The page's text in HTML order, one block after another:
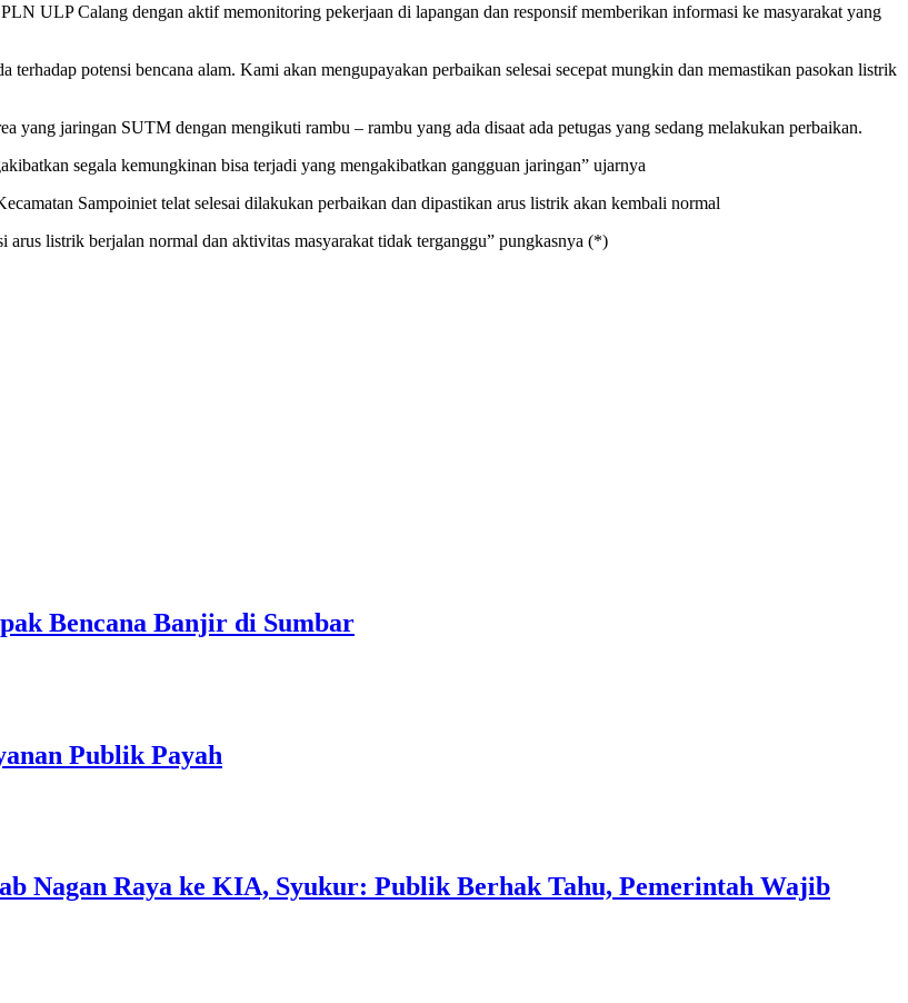
ULP Calang dengan aktif memonitoring pekerjaan di lapangan dan responsif memberikan informasi ke masyarakat yang
potensi bencana alam. Kami akan mengupayakan perbaikan selesai secepat mungkin dan memastikan pasokan listrik
yang jaringan SUTM dengan mengikuti rambu – rambu yang ada disaat ada petugas yang sedang melakukan perbaikan.
segala kemungkinan bisa terjadi yang mengakibatkan gangguan jaringan” ujarnya
Sampoiniet telat selesai dilakukan perbaikan dan dipastikan arus listrik akan kembali normal
listrik berjalan normal dan aktivitas masyarakat tidak terganggu” pungkasnya (*)
Bencana Banjir di Sumbar
Publik Payah
Nagan Raya ke KIA, Syukur: Publik Berhak Tahu, Pemerintah Wajib